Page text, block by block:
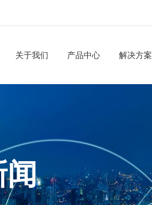
关于我们 产品中心 解决方案
闻